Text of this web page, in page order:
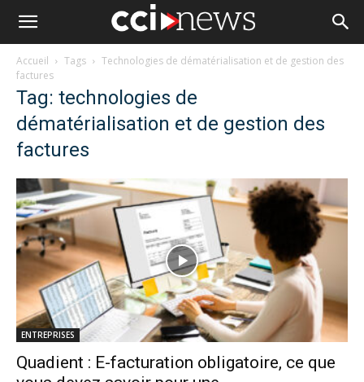
Accueil Tags
Technologies de dématérialisation et de gestion des
factures
Tag: technologies de
dématérialisation et de gestion des
factures
ENTREPRISES
Quadient : E-facturation obligatoire, ce que